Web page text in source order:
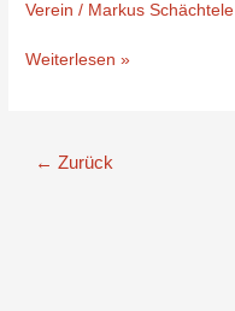
Verein / Markus Schächtele
Roser
Weiterlesen »
← Zurück